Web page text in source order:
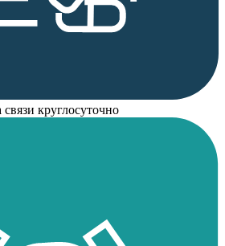
круглосуточно